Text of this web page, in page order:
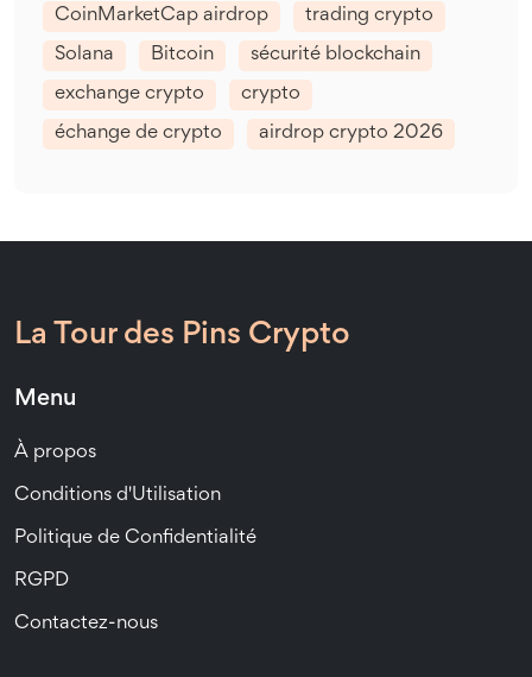
CoinMarketCap airdrop trading crypto
Solana Bitcoin sécurité blockchain
exchange crypto crypto
échange de crypto airdrop crypto 2026
La Tour des Pins Crypto
Menu
À propos
Conditions d'Utilisation
Politique de Confidentialité
RGPD
Contactez-nous